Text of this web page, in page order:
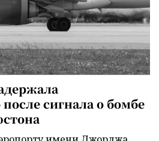
сигнала о бомбе